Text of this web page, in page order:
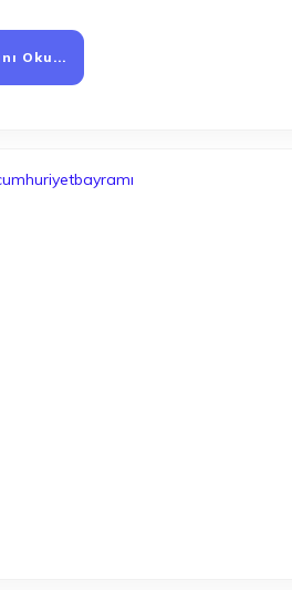
Oku...
Oku...